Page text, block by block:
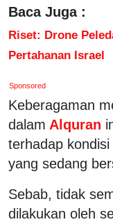
Baca Juga :
Riset: Drone
Pertahanan Israel
Sponsored
Keberagaman
dalam Alquran
terhadap
yang sedang
Sebab, tidak
dilakukan oleh